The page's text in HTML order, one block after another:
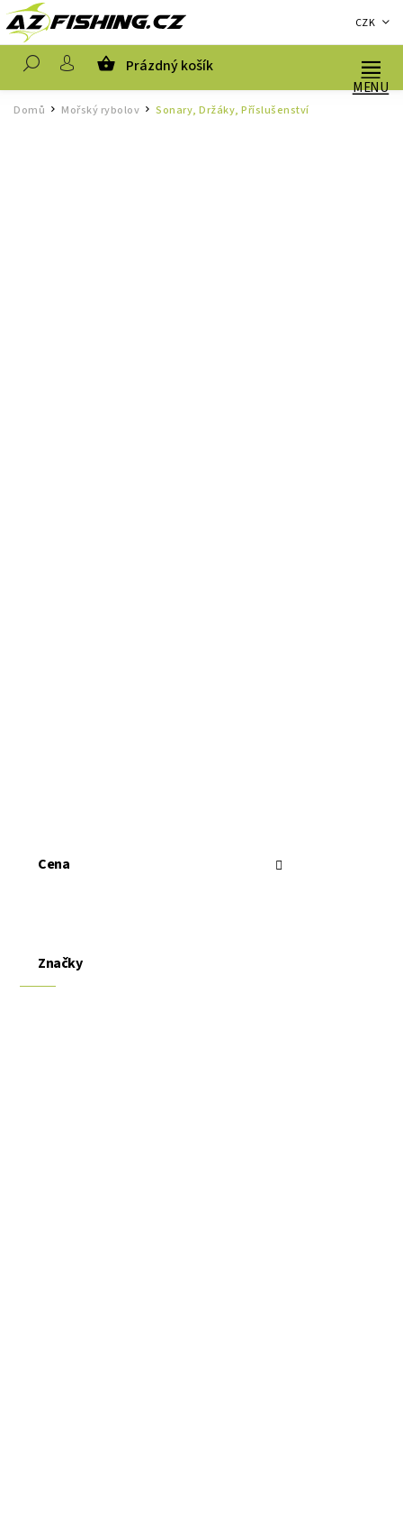
CZK
Prázdný košík
Domů / Mořský rybolov / Sonary, Držáky, Příslušenství